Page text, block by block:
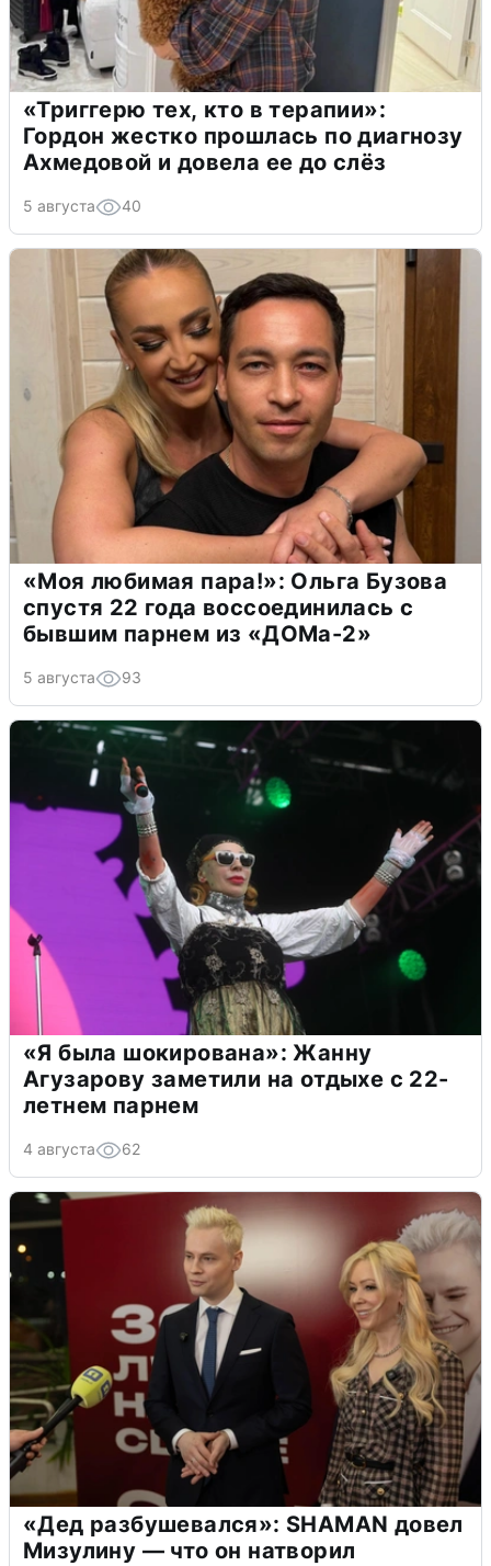
«Триггерю тех, кто в терапии»:
Гордон жестко прошлась по диагнозу
Ахмедовой и довела ее до слёз
5 августа 40
«Моя любимая пара!»: Ольга Бузова
спустя 22 года воссоединилась с
бывшим парнем из «ДОМа-2»
5 августа 93
«Я была шокирована»: Жанну
Агузарову заметили на отдыхе с 22-
летнем парнем
4 августа 62
«Дед разбушевался»: SHAMAN довел
Мизулину — что он натворил